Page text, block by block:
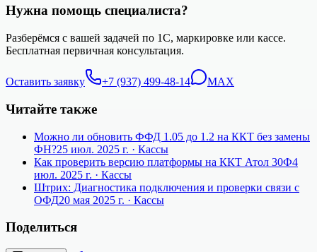
Нужна помощь специалиста?
Разберёмся с вашей задачей по 1С, маркировке или кассе.
Бесплатная первичная консультация.
Оставить заявку +7 (937) 499-48-14 MAX
Читайте также
Можно ли обновить ФФД 1.05 до 1.2 на ККТ без замены
ФН?25 июл. 2025 г. · Кассы
Как проверить версию платформы на ККТ Атол 30Ф4
июл. 2025 г. · Кассы
Штрих: Диагностика подключения и проверки связи с
ОФД20 мая 2025 г. · Кассы
Поделиться